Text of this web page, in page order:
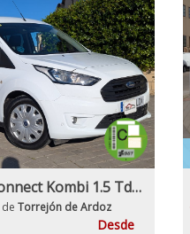
Ford Transit Connect Kombi 1.5 Tdci S/s Trend 230 L2 120Cv 6 Velocidades Etiqueta medioambiental C IVA y garantía Incl
deTorrejón de Ardoz
Desde